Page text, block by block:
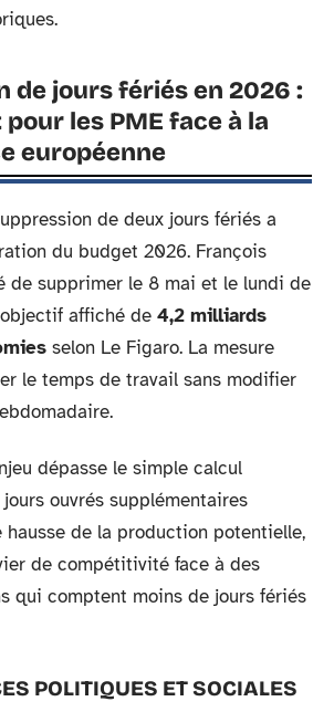
de jours fériés en 2026 :
les PME face à la
européenne
de deux jours fériés a
du budget 2026. François
de supprimer le 8 mai et le lundi de
affiché de 4,2 milliards
selon Le Figaro. La mesure
le temps de travail sans modifier
dépasse le simple calcul
ouvrés supplémentaires
hausse de la production potentielle,
de compétitivité face à des
qui comptent moins de jours fériés
POLITIQUES ET SOCIALES